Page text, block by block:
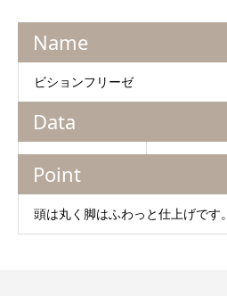
Name
ビションフリーゼ
Data
Point
頭は丸く脚はふわっと仕上げです。